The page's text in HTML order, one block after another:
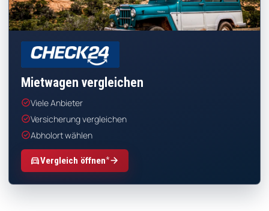
CHECK24
Mietwagen vergleichen
check_circleViele Anbieter
check_circleVersicherung vergleichen
check_circleAbholort wählen
directions_carVergleich öffnen*arrow_forward